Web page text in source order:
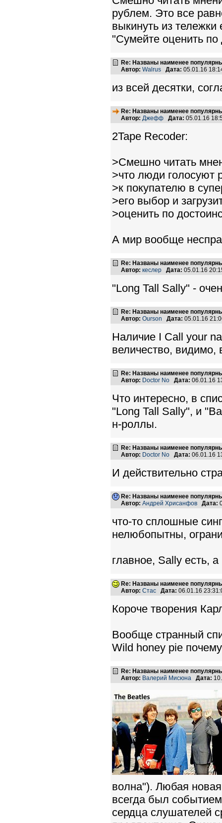
рублем. Это все
выкинуть из тележки
"Сумейте оценить по
Re: Названы наименее
Автор: Walrus Дата: 05.01.16
из всей десятки,
Re: Названы наименее
Автор: Джефф Дата: 05.01.16
2Tape Recoder:
>Смешно читать
>что люди голосуют
>к покупателю в
>его выбор и
>оценить по
А мир вообще
Re: Названы наименее
Автор: кеслер Дата: 05.01.16
"Long Tall Sally" -
Re: Названы наименее
Автор: Ourson Дата: 05.01.16
Наличие I Call your
величество, видимо,
Re: Названы наименее
Автор: Doctor No Дата: 06.01.16
Что интересно, в
"Long Tall Sally", и
н-роллы.
Re: Названы наименее
Автор: Doctor No Дата: 06.01.16
И действительно
Re: Названы наименее
Автор: Андрей Хрисанфов Дата:
что-то сплошные
нелюбопытны,
главное, Sally есть,
Re: Названы наименее
Автор: Стас Дата: 06.01.16
Короче творения
Вообще странный
Wild honey pie
Re: Названы наименее
Автор: Валерий Мисюна Дата:
волна"). Любая
всегда был
сердца слушателей